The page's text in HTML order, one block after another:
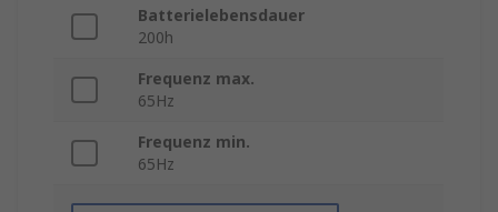
Batterielebensdauer
200h
Frequenz max.
65Hz
Frequenz min.
65Hz